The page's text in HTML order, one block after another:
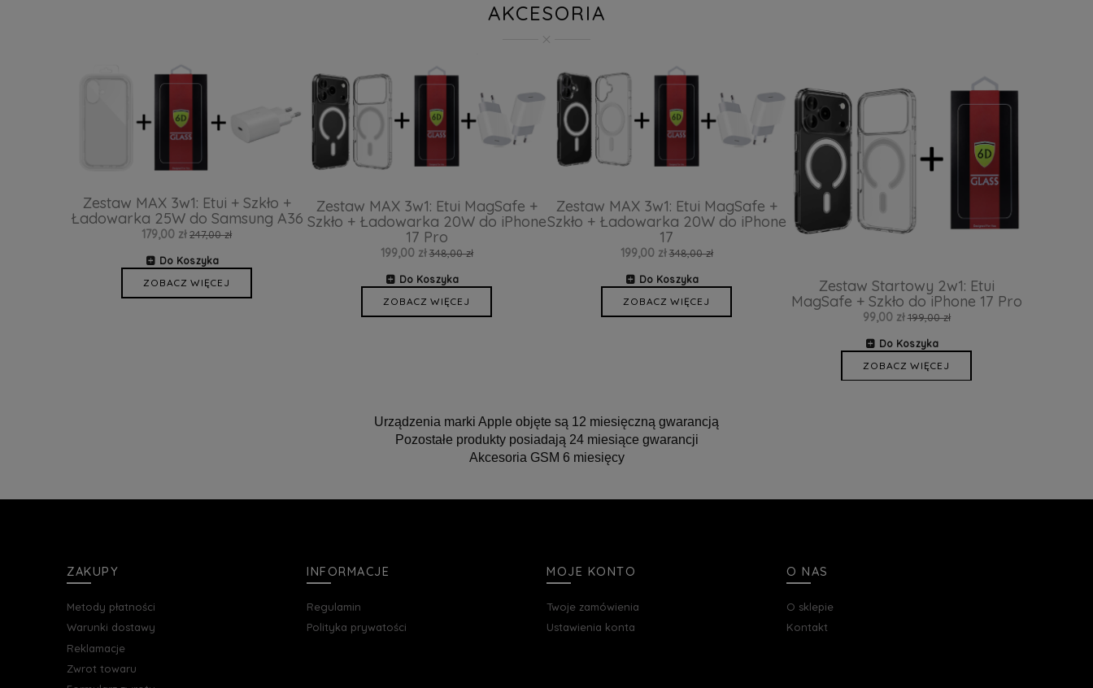
AKCESORIA
Zestaw MAX 3w1: Etui + Szkło +
Ładowarka 25W do Samsung A36
179,00 zł 247,00 zł
Do Koszyka
ZOBACZ WIĘCEJ
Zestaw MAX 3w1: Etui MagSafe +
Szkło + Ładowarka 20W do iPhone
17 Pro
199,00 zł 348,00 zł
Do Koszyka
ZOBACZ WIĘCEJ
Zestaw MAX 3w1: Etui MagSafe +
Szkło + Ładowarka 20W do iPhone
17
199,00 zł 348,00 zł
Do Koszyka
ZOBACZ WIĘCEJ
Zestaw Startowy 2w1: Etui
MagSafe + Szkło do iPhone 17 Pro
99,00 zł 199,00 zł
Do Koszyka
ZOBACZ WIĘCEJ
Urządzenia marki Apple objęte są 12 miesięczną gwarancją
Pozostałe produkty posiadają 24 miesiące gwarancji
Akcesoria GSM 6 miesięcy
ZAKUPY
Metody płatności
Warunki dostawy
Reklamacje
Zwrot towaru
INFORMACJE
Regulamin
Polityka prywatości
MOJE KONTO
Twoje zamówienia
Ustawienia konta
O NAS
O sklepie
Kontakt